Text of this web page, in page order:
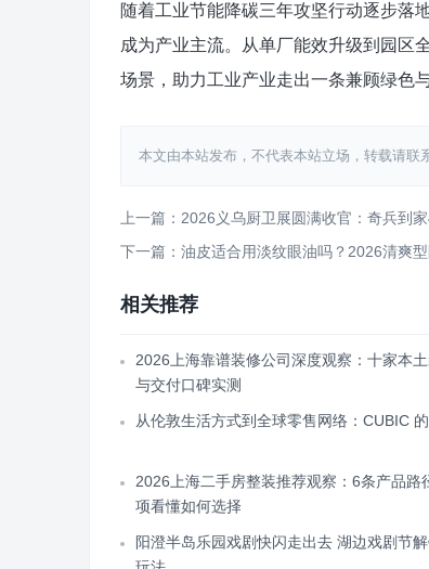
随着工业节能降碳三年攻坚行动逐步落
成为产业主流。从单厂能效升级到园区
场景，助力工业产业走出一条兼顾绿色
本文由本站发布，不代表本站立场，转载请
上一篇：2026义乌厨卫展圆满收官：奇兵到
下一篇：油皮适合用淡纹眼油吗？2026清爽
相关推荐
2026上海靠谱装修公司深度观察：十家本
与交付口碑实测
从伦敦生活方式到全球零售网络：CUBIC
2026上海二手房整装推荐观察：6条产品路
项看懂如何选择
阳澄半岛乐园戏剧快闪走出去 湖边戏剧节